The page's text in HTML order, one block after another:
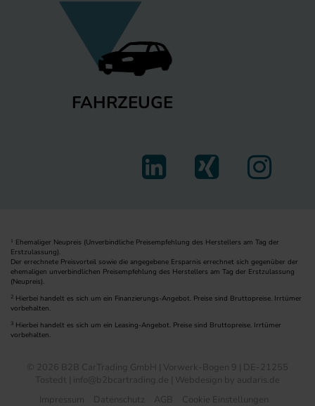
FAHRZEUGE
1
Ehemaliger Neupreis (Unverbindliche Preisempfehlung des Herstellers am Tag der
Erstzulassung).
Der errechnete Preisvorteil sowie die angegebene Ersparnis errechnet sich gegenüber der
ehemaligen unverbindlichen Preisempfehlung des Herstellers am Tag der Erstzulassung
(Neupreis).
2 Hierbei handelt es sich um ein Finanzierungs-Angebot. Preise sind Bruttopreise. Irrtümer
vorbehalten.
3 Hierbei handelt es sich um ein Leasing-Angebot. Preise sind Bruttopreise. Irrtümer
vorbehalten.
© 2026 B2B CarTrading GmbH | Vorwerk-Bogen 9 | DE-21255
Tostedt | info@b2bcartrading.de | Webdesign by audaris.de
Impressum
Datenschutz AGB Cookie Einstellungen